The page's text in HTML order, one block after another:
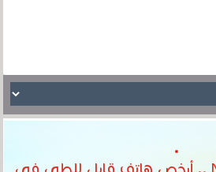
تقديم Nubia Flip 2 .. أرخص هاتف قابل للطي في